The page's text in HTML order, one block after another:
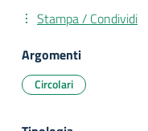
Stampa / Condividi
Argomenti
Circolari